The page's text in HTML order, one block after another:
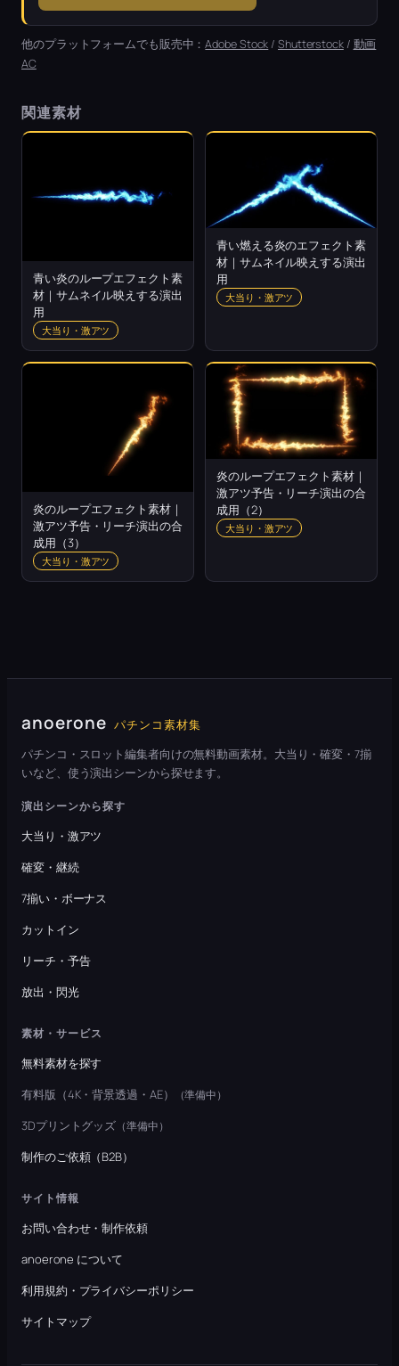
他のプラットフォームでも販売中：Adobe Stock /Shutterstock/ 動画
AC
関連素材
青い炎のループエフェクト素
材｜サムネイル映えする演出
用
大当り・激アツ
青い燃える炎のエフェクト素
材｜サムネイル映えする演出
用
大当り・激アツ
炎のループエフェクト素材｜
激アツ予告・リーチ演出の合
成用（3）
大当り・激アツ
炎のループエフェクト素材｜
激アツ予告・リーチ演出の合
成用（2）
大当り・激アツ
anoerone パチンコ素材集
パチンコ・スロット編集者向けの無料動画素材。大当り・確変・7揃
いなど、使う演出シーンから探せます。
演出シーンから探す
大当り・激アツ
確変・継続
7揃い・ボーナス
カットイン
リーチ・予告
放出・閃光
素材・サービス
無料素材を探す
有料版（4K・背景透過・AE）
（準備中）
3Dプリントグッズ （準備中）
制作のご依頼（B2B）
サイト情報
お問い合わせ・制作依頼
anoerone について
利用規約・プライバシーポリシー
サイトマップ